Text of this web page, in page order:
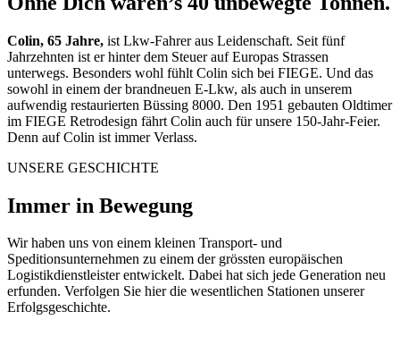
Colin, 65 Jahre, ist Lkw-Fahrer aus Leidenschaft. Seit fünf
Jahrzehnten ist er hinter dem Steuer auf Europas Strassen
unterwegs. Besonders wohl fühlt Colin sich bei FIEGE. Und das
sowohl in einem der brandneuen E-Lkw, als auch in unserem
aufwendig restaurierten Büssing 8000. Den 1951 gebauten Oldtimer
im FIEGE Retrodesign fährt Colin auch für unsere 150-Jahr-Feier.
Denn auf Colin ist immer Verlass.
UNSERE GESCHICHTE
Immer in Bewegung
Wir haben uns von einem kleinen Transport- und
Speditionsunternehmen zu einem der grössten europäischen
Logistikdienstleister entwickelt. Dabei hat sich jede Generation neu
erfunden. Verfolgen Sie hier die wesentlichen Stationen unserer
Erfolgsgeschichte.